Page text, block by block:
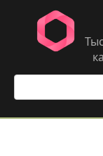
контенту
Поиск: